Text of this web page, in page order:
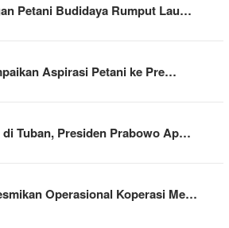
Petani Budidaya Rumput Lau…
Aspirasi Petani ke Pre…
di Tuban, Presiden Prabowo Ap…
Operasional Koperasi Me…